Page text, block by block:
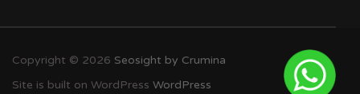
Copyright © 2026 Seosight by Crumina
Site is built on WordPress WordPress